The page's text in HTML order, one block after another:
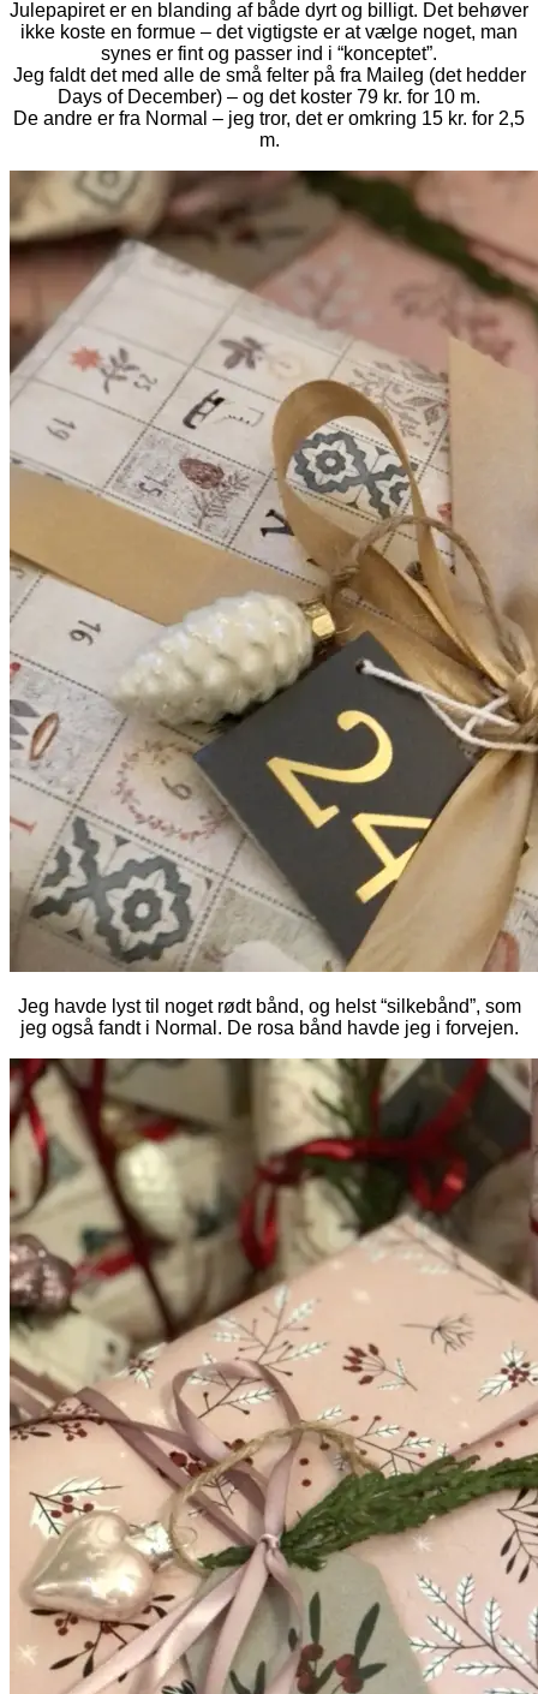
Julepapiret er en blanding af både dyrt og billigt. Det behøver
ikke koste en formue – det vigtigste er at vælge noget, man
synes er fint og passer ind i “konceptet”.
Jeg faldt det med alle de små felter på fra Maileg (det hedder
Days of December) – og det koster 79 kr. for 10 m.
De andre er fra Normal – jeg tror, det er omkring 15 kr. for 2,5
m.
Jeg havde lyst til noget rødt bånd, og helst “silkebånd”, som
jeg også fandt i Normal. De rosa bånd havde jeg i forvejen.